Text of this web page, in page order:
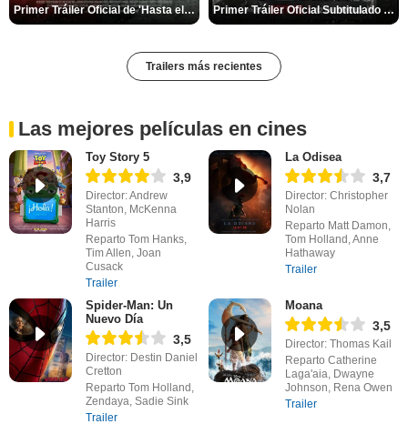
Primer Tráiler Oficial de 'Hasta el fin del mundo' Primer Tráiler Oficial Subtitulado de 'Una última aventura: Detrás de cámaras de Stranger Things 5'
Trailers más recientes
Las mejores películas en cines
Toy Story 5
3,9
Director: Andrew
Stanton, McKenna
Harris
Reparto Tom Hanks,
Tim Allen, Joan
Cusack
Trailer
La Odisea
3,7
Director: Christopher
Nolan
Reparto Matt Damon,
Tom Holland, Anne
Hathaway
Trailer
Spider-Man: Un
Nuevo Día
3,5
Director: Destin Daniel
Cretton
Reparto Tom Holland,
Zendaya, Sadie Sink
Trailer
Moana
3,5
Director: Thomas Kail
Reparto Catherine
Laga'aia, Dwayne
Johnson, Rena Owen
Trailer